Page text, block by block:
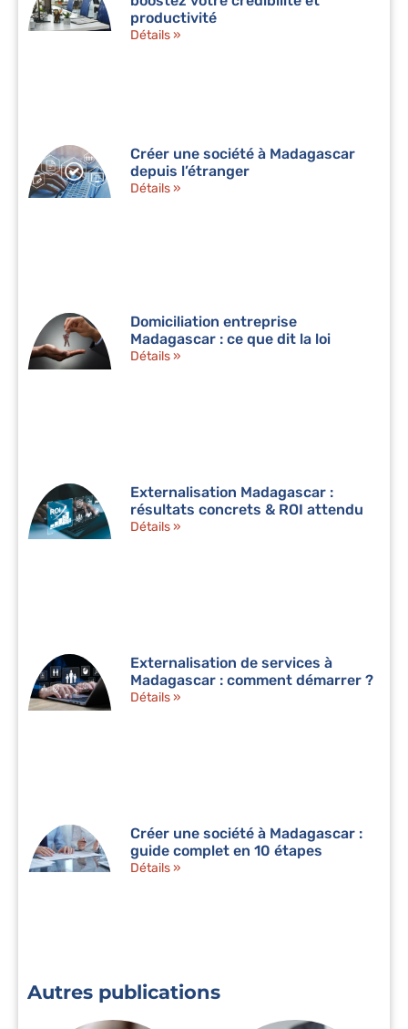
productivité
Détails »
Créer une société à Madagascar
depuis l’étranger
Détails »
Domiciliation entreprise
Madagascar : ce que dit la loi
Détails »
Externalisation Madagascar :
résultats concrets & ROI attendu
Détails »
Externalisation de services à
Madagascar : comment démarrer ?
Détails »
Créer une société à Madagascar :
guide complet en 10 étapes
Détails »
Autres publications